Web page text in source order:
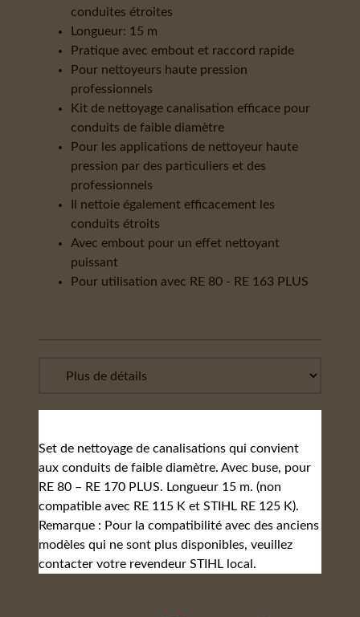
conduites étroites
Longueur: 15 m
Pratique avec embout et raccord rapide
Pour nettoyeurs haute pression
professionnels
Kit de nettoyage canalisation efficace pour
conduits de faible diamètre
Pour les applications de nettoyeur haute
pression par des particuliers et des
professionnels
Il nettoie également efficacement les
conduits étroits
Avec embout pour un effet nettoyant
puissant
Pour utilisation avec RE 80 - RE 163 PLUS
Set de nettoyage de canalisations qui convient
aux conduits de faible diamètre. Avec buse, pour
RE 80 – RE 170 PLUS. Longueur 15 m. (non
compatible avec RE 115 K et STIHL RE 125 K).
Remarque : Pour la compatibilité avec des anciens
modèles qui ne sont plus disponibles, veuillez
contacter votre revendeur STIHL local.